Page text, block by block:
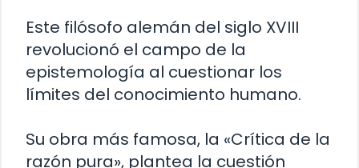
Este filósofo alemán del siglo XVIII
revolucionó el campo de la
epistemología al cuestionar los
límites del conocimiento humano.
Su obra más famosa, la «Crítica de la
razón pura», plantea la cuestión